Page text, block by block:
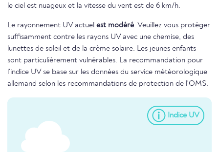
le ciel est nuageux et la vitesse du vent est de 6 km/h.
Le rayonnement UV actuel est modéré. Veuillez vous protéger
suffisamment contre les rayons UV avec une chemise, des
lunettes de soleil et de la crème solaire. Les jeunes enfants
sont particulièrement vulnérables. La recommandation pour
l'indice UV se base sur les données du service météorologique
allemand selon les recommandations de protection de l'OMS.
Indice UV